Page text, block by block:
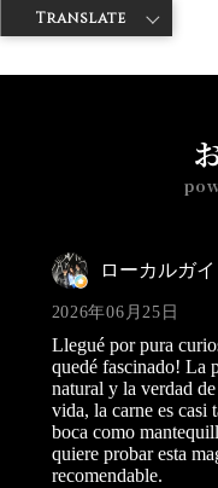
神戸牛ダイヤ > 神戸牛ダイ
ローカルガイ
2026年06月25日
Llegué por pura
quedé fascinado! La
natural y la verdad
vida, la carne es casi
boca como
quiere probar esta
recomendable.
Translate